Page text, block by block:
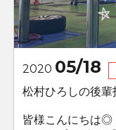
2020 05/18
松村ひろしの後輩
皆様こんにちは◎